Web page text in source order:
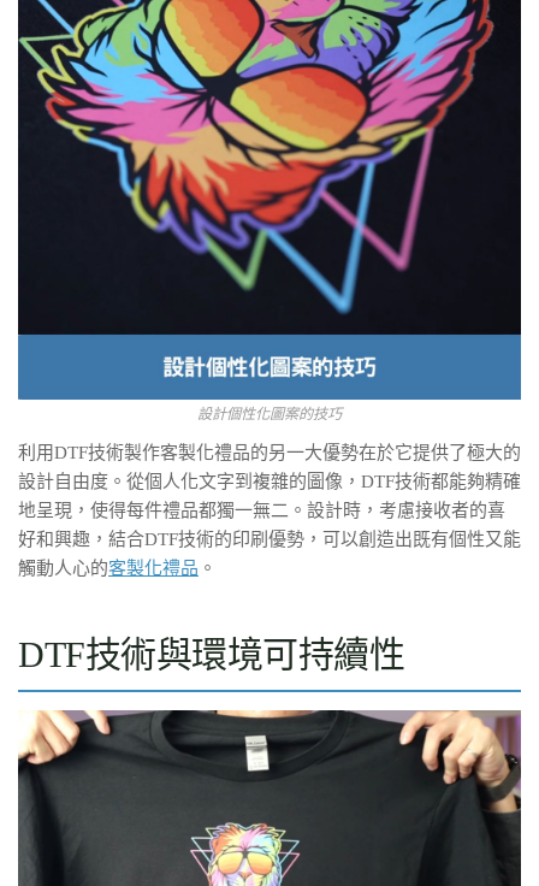
設計個性化圖案的技巧
利用DTF技術製作客製化禮品的另一大優勢在於它提供了極大的
設計自由度。從個人化文字到複雜的圖像，DTF技術都能夠精確
地呈現，使得每件禮品都獨一無二。設計時，考慮接收者的喜
好和興趣，結合DTF技術的印刷優勢，可以創造出既有個性又能
觸動人心的客製化禮品 。
DTF技術與環境可持續性